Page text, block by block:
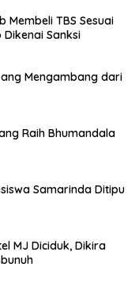
Membeli TBS Sesuai
Sanksi
Mengambang dari
Raih Bhumandala
Samarinda Ditipu
MJ Diciduk, Dikira